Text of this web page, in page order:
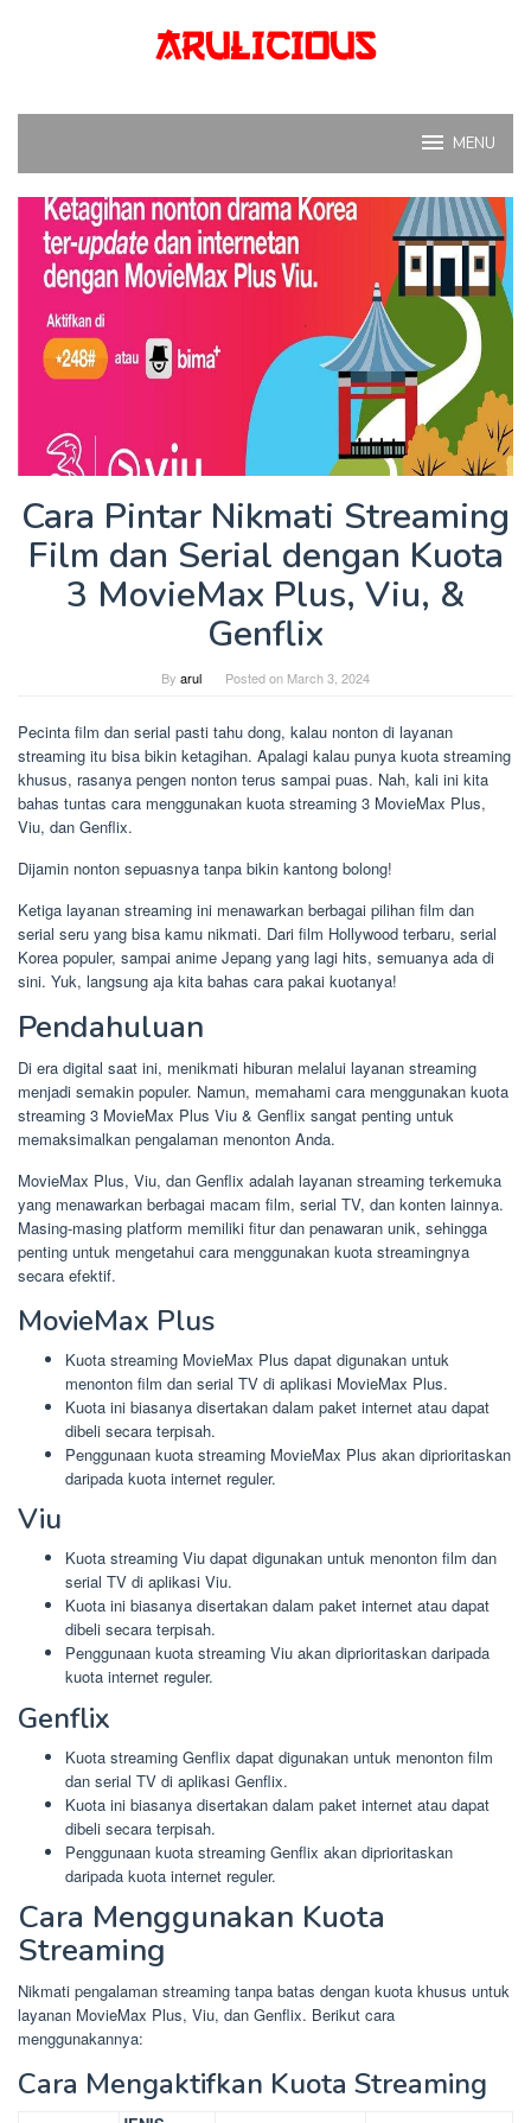
MENU
Cara Pintar Nikmati Streaming
Film dan Serial dengan Kuota
3 MovieMax Plus, Viu, &
Genflix
By arul Posted on March 3, 2024
Pecinta film dan serial pasti tahu dong, kalau nonton di layanan
streaming itu bisa bikin ketagihan. Apalagi kalau punya kuota streaming
khusus, rasanya pengen nonton terus sampai puas. Nah, kali ini kita
bahas tuntas cara menggunakan kuota streaming 3 MovieMax Plus,
Viu, dan Genflix.
Dijamin nonton sepuasnya tanpa bikin kantong bolong!
Ketiga layanan streaming ini menawarkan berbagai pilihan film dan
serial seru yang bisa kamu nikmati. Dari film Hollywood terbaru, serial
Korea populer, sampai anime Jepang yang lagi hits, semuanya ada di
sini. Yuk, langsung aja kita bahas cara pakai kuotanya!
Pendahuluan
Di era digital saat ini, menikmati hiburan melalui layanan streaming
menjadi semakin populer. Namun, memahami cara menggunakan kuota
streaming 3 MovieMax Plus Viu & Genflix sangat penting untuk
memaksimalkan pengalaman menonton Anda.
MovieMax Plus, Viu, dan Genflix adalah layanan streaming terkemuka
yang menawarkan berbagai macam film, serial TV, dan konten lainnya.
Masing-masing platform memiliki fitur dan penawaran unik, sehingga
penting untuk mengetahui cara menggunakan kuota streamingnya
secara efektif.
MovieMax Plus
Kuota streaming MovieMax Plus dapat digunakan untuk
menonton film dan serial TV di aplikasi MovieMax Plus.
Kuota ini biasanya disertakan dalam paket internet atau dapat
dibeli secara terpisah.
Penggunaan kuota streaming MovieMax Plus akan diprioritaskan
daripada kuota internet reguler.
Viu
Kuota streaming Viu dapat digunakan untuk menonton film dan
serial TV di aplikasi Viu.
Kuota ini biasanya disertakan dalam paket internet atau dapat
dibeli secara terpisah.
Penggunaan kuota streaming Viu akan diprioritaskan daripada
kuota internet reguler.
Genflix
Kuota streaming Genflix dapat digunakan untuk menonton film
dan serial TV di aplikasi Genflix.
Kuota ini biasanya disertakan dalam paket internet atau dapat
dibeli secara terpisah.
Penggunaan kuota streaming Genflix akan diprioritaskan
daripada kuota internet reguler.
Cara Menggunakan Kuota
Streaming
Nikmati pengalaman streaming tanpa batas dengan kuota khusus untuk
layanan MovieMax Plus, Viu, dan Genflix. Berikut cara
menggunakannya:
Cara Mengaktifkan Kuota Streaming